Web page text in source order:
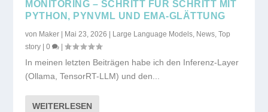
MONITORING – SCHRITT FÜR SCHRITT MIT
PYTHON, PYNVML UND EMA-GLÄTTUNG
von Maker Mai 23, 2026 Large Language Models, News,Top
story |0 |
In meinen letzten Beiträgen habe ich den Inferenz-Layer
(Ollama, TensorRT-LLM) und den...
WEITERLESEN